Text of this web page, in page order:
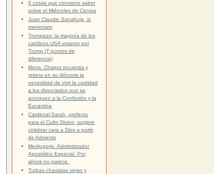
9 cosas que conviene saber
sobre el Miércoles de Ceniza
Juan Claudio Sanahuja, in
memoriam
Trumpazo: la mayoría de los
católicos USA votaron por
Trump (7 puntos de
diferencia)
Mons. Chaput recuerda y
reitera en su diócesis la
necesidad de vivir la castidad
a los divorciados que se
acerquen a la Confesión y la
Eucaristía
Cardenal Sarah, prefecto
para el Culto Divino, sugiere
celebrar cara a Dios a partir
de Adviento
Medjugorje: Administrador
Apostólico Especial. Por
ahora no parece.
Turbas chavistas vejan y